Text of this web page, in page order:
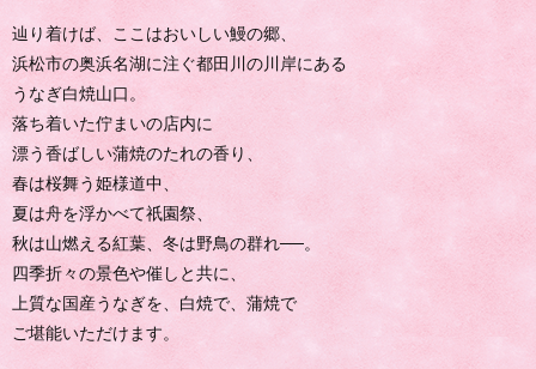
辿り着けば、ここはおいしい鰻の郷、
浜松市の奥浜名湖に注ぐ都田川の川岸にある
うなぎ白焼山口。
落ち着いた佇まいの店内に
漂う香ばしい蒲焼のたれの香り、
春は桜舞う姫様道中、
夏は舟を浮かべて祇園祭、
秋は山燃える紅葉、冬は野鳥の群れ──。
四季折々の景色や催しと共に、
上質な国産うなぎを、白焼で、蒲焼で
ご堪能いただけます。